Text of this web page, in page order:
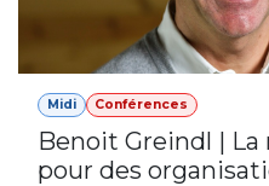
Midi Conférences
Benoit Greindl |
pour des